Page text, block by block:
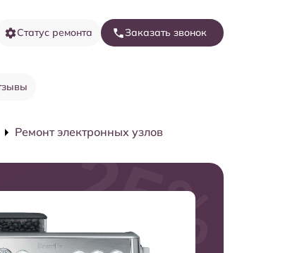
Статус ремонта Заказать звонок
Ремонт электронных узлов